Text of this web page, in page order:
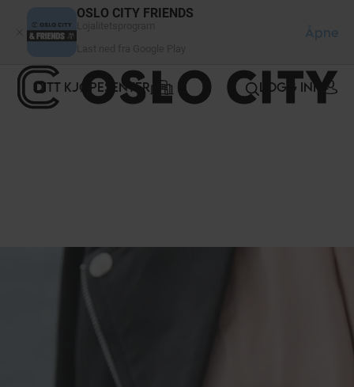
OSLO CITY FRIENDS
Åpne
DITT KJØPESENTER LOGG INN
Panel for informasjonskapsler